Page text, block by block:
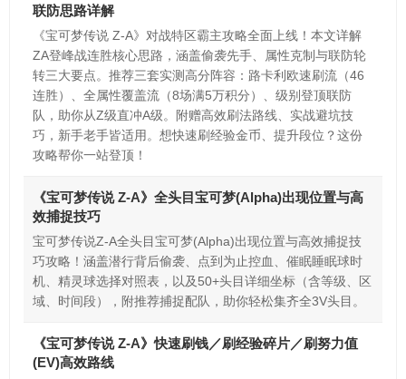
联防思路详解
《宝可梦传说 Z-A》对战特区霸主攻略全面上线！本文详解
ZA登峰战连胜核心思路，涵盖偷袭先手、属性克制与联防轮
转三大要点。推荐三套实测高分阵容：路卡利欧速刷流（46
连胜）、全属性覆盖流（8场满5万积分）、级别登顶联防
队，助你从Z级直冲A级。附赠高效刷法路线、实战避坑技
巧，新手老手皆适用。想快速刷经验金币、提升段位？这份
攻略帮你一站登顶！
《宝可梦传说 Z-A》全头目宝可梦(Alpha)出现位置与高
效捕捉技巧
宝可梦传说Z-A全头目宝可梦(Alpha)出现位置与高效捕捉技
巧攻略！涵盖潜行背后偷袭、点到为止控血、催眠睡眠球时
机、精灵球选择对照表，以及50+头目详细坐标（含等级、区
域、时间段），附推荐捕捉配队，助你轻松集齐全3V头目。
《宝可梦传说 Z-A》快速刷钱／刷经验碎片／刷努力值
(EV)高效路线